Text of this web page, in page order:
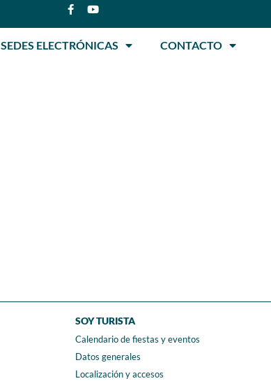
SEDES ELECTRÓNICAS CONTACTO
SOY TURISTA
Calendario de fiestas y eventos
Datos generales
Localización y accesos